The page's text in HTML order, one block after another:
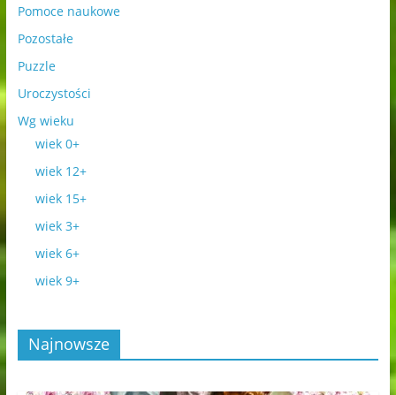
Pomoce naukowe
Pozostałe
Puzzle
Uroczystości
Wg wieku
wiek 0+
wiek 12+
wiek 15+
wiek 3+
wiek 6+
wiek 9+
Najnowsze